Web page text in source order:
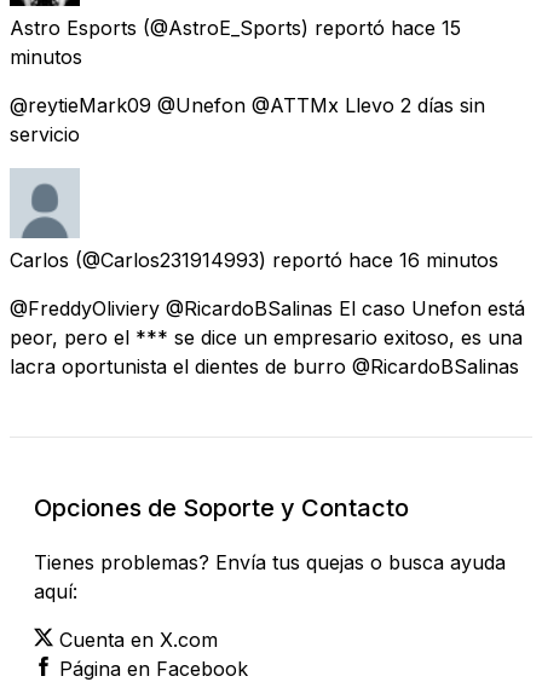
Astro Esports (@AstroE_Sports) reportó hace 15
minutos
@reytieMark09 @Unefon @ATTMx Llevo 2 días sin
servicio
Carlos (@Carlos231914993) reportó hace 16 minutos
@FreddyOliviery @RicardoBSalinas El caso Unefon está
peor, pero el *** se dice un empresario exitoso, es una
lacra oportunista el dientes de burro @RicardoBSalinas
Opciones de Soporte y Contacto
Tienes problemas? Envía tus quejas o busca ayuda
aquí:
Cuenta en X.com
Página en Facebook